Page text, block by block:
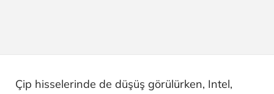
Çip hisselerinde de düşüş görülürken, Intel,